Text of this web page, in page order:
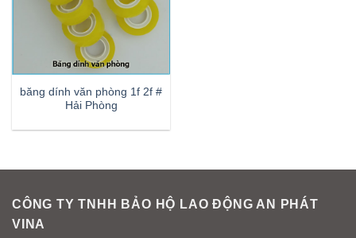
băng dính văn phòng 1f 2f #
Hải Phòng
CÔNG TY TNHH BẢO HỘ LAO ĐỘNG AN PHÁT
VINA